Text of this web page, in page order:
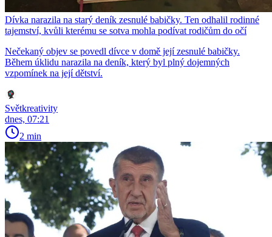
Dívka narazila na starý deník zesnulé babičky. Ten odhalil rodinné
tajemství, kvůli kterému se sotva mohla podívat rodičům do očí
Nečekaný objev se povedl dívce v domě její zesnulé babičky.
Během úklidu narazila na deník, který byl plný dojemných
vzpomínek na její dětství.
Světkreativity
dnes, 07:21
2 min